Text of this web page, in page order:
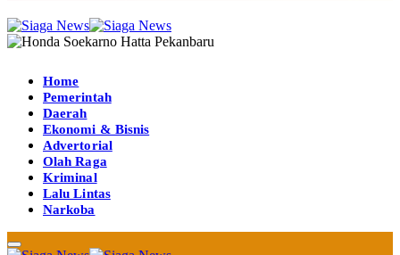
Home
Pemerintah
Daerah
Ekonomi & Bisnis
Advertorial
Olah Raga
Kriminal
Lalu Lintas
Narkoba